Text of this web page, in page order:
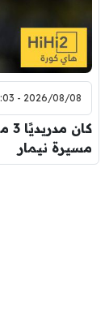
2026/08/08 - 00:03
مسيرة نيمار